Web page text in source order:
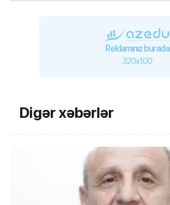
Reklamınız burada
320x100
Digər xəbərlər